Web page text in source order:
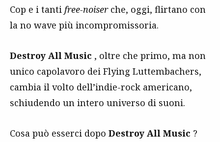
Cop e i tanti free-noiserche, oggi, flirtano con
la no wave più incompromissoria.
Destroy All Music , oltre che primo, ma non
unico capolavoro dei Flying Luttembachers,
cambia il volto dell’indie-rock americano,
schiudendo un intero universo di suoni.
Cosa può esserci dopo Destroy All Music ?